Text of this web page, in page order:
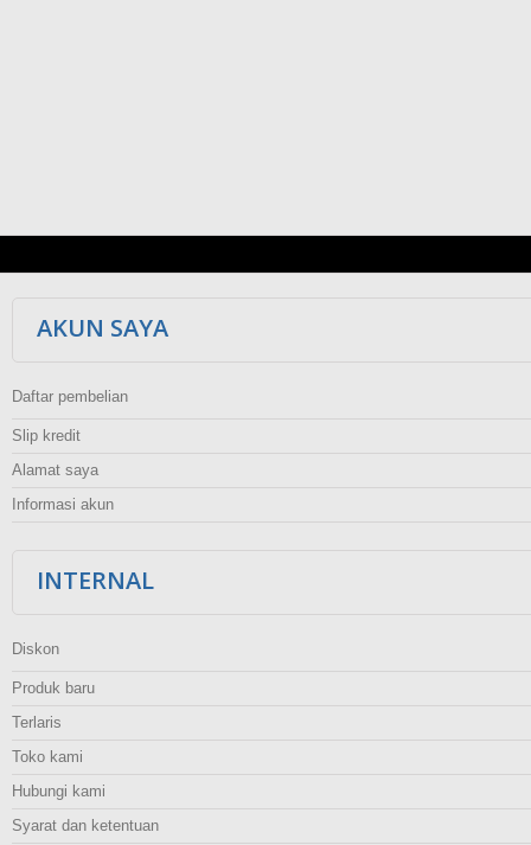
AKUN SAYA
Daftar pembelian
Slip kredit
Alamat saya
Informasi akun
INTERNAL
Diskon
Produk baru
Terlaris
Toko kami
Hubungi kami
Syarat dan ketentuan